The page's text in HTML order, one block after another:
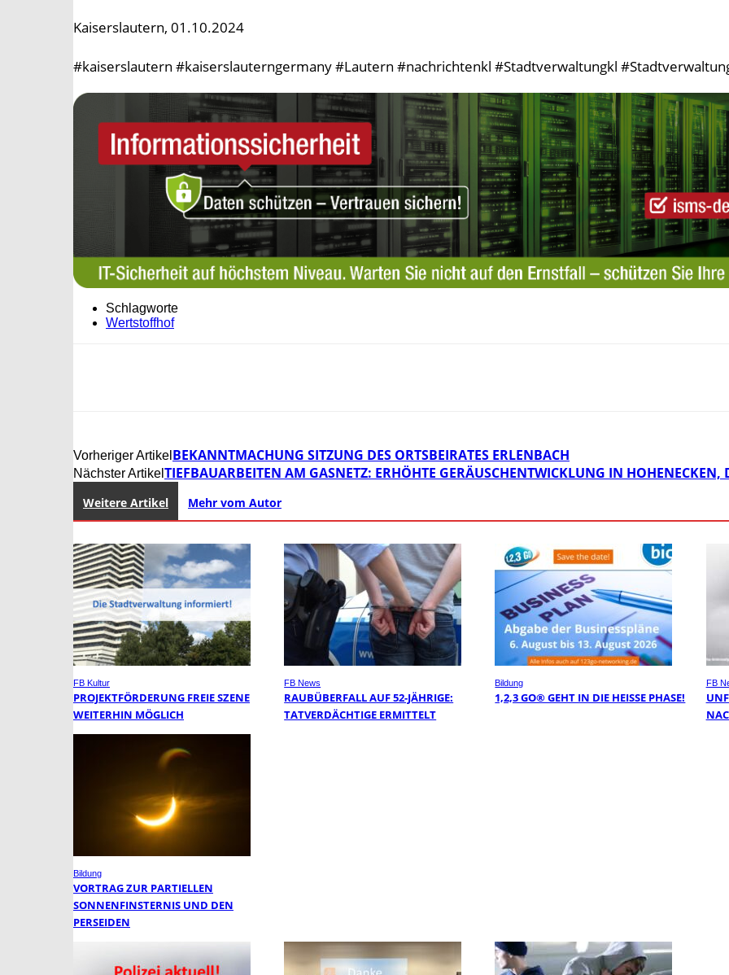
Kaiserslautern, 01.10.2024
#kaiserslautern #kaiserslauterngermany #Lautern #nachrichtenkl #Stadtverwaltungkl
Schlagworte
Wertstoffhof
Vorheriger Artikel BEKANNTMACHUNG SITZUNG DES ORTSBEIRATES ERLENBACH
Nächster Artikel TIEFBAUARBEITEN AM GASNETZ: ERHÖHTE GERÄUSCHENTWICKLUNG IN HOHENECKEN,
Weitere Artikel Mehr vom Autor
FB Kultur
PROJEKTFÖRDERUNG FREIE SZENE
WEITERHIN MÖGLICH
FB News
RAUBÜBERFALL AUF 52-JÄHRIGE:
TATVERDÄCHTIGE ERMITTELT
Bildung
1,2,3 GO® GEHT IN DIE HEISSE PHASE!
FB
Bildung
VORTRAG ZUR PARTIELLEN
SONNENFINSTERNIS UND DEN
PERSEIDEN